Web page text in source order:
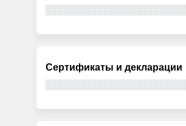
Сертификаты и декларации